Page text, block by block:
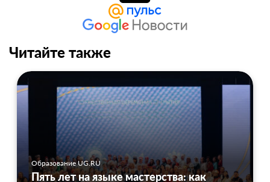
Читайте также
Образование UG.RU
Пять лет на языке мастерства: как